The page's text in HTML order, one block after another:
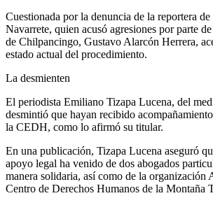
Cuestionada por la denuncia de la reportera
Navarrete, quien acusó agresiones por parte
de Chilpancingo, Gustavo Alarcón Herrera,
estado actual del procedimiento.
La desmienten
El periodista Emiliano Tizapa Lucena, del
desmintió que hayan recibido
la CEDH, como lo afirmó su titular.
En una publicación, Tizapa Lucena aseguró
apoyo legal ha venido de dos abogados
manera solidaria, así como de la organización
Centro de Derechos Humanos de la Montaña